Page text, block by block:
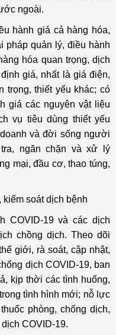
ngoài.
hành giá cả hàng hóa,
pháp quản lý, điều hành
hóa quan trọng, dịch
giá, nhất là giá điện,
trọng, thiết yếu khác; có
giá các nguyên vật liệu
vụ tiêu dùng thiết yếu
và đời sống người
ngăn chặn và xử lý
mại, đầu cơ, thao túng,
kiểm soát dịch bệnh
COVID-19 và các dịch
chồng dịch. Theo dõi
giới, rà soát, cập nhật,
dịch COVID-19, ban
kịp thời các tình huống,
tình hình mới; nỗ lực
phòng, chống dịch,
COVID-19.